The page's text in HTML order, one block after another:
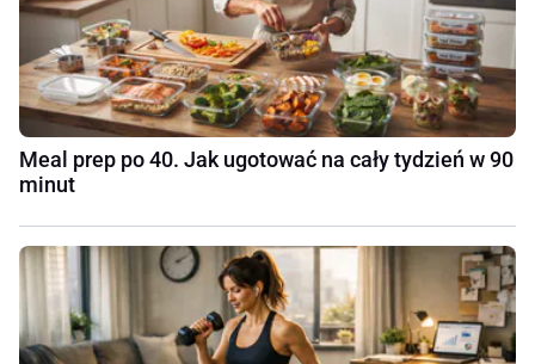
Meal prep po 40. Jak ugotować na cały tydzień w 90
minut